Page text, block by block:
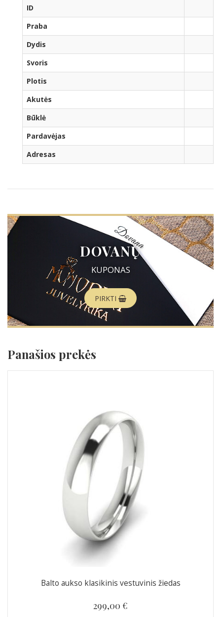
ID
Praba
Dydis
Svoris
Plotis
Akutės
Būklė
Pardavėjas
Adresas
DOVANŲ
KUPONAS
PIRKTI
Panašios prekės
Balto aukso klasikinis vestuvinis žiedas
299,00 €